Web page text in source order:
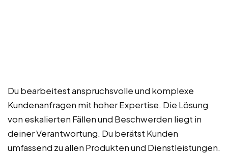
Du bearbeitest anspruchsvolle und komplexe
Kundenanfragen mit hoher Expertise. Die Lösung
von eskalierten Fällen und Beschwerden liegt in
deiner Verantwortung. Du berätst Kunden
umfassend zu allen Produkten und Dienstleistungen.